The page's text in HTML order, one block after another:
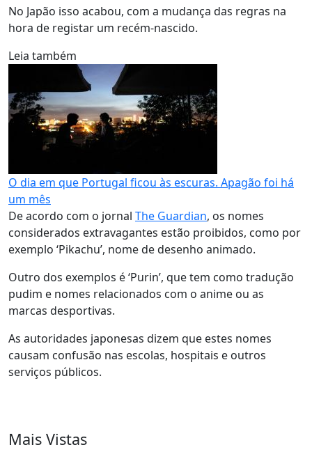
No Japão isso acabou, com a mudança das regras na
hora de registar um recém-nascido.
Leia também
O dia em que Portugal ficou às escuras. Apagão foi há
um mês
De acordo com o jornal The Guardian, os nomes
considerados extravagantes estão proibidos, como por
exemplo ‘Pikachu’, nome de desenho animado.
Outro dos exemplos é ‘Purin’, que tem como tradução
pudim e nomes relacionados com o anime ou as
marcas desportivas.
As autoridades japonesas dizem que estes nomes
causam confusão nas escolas, hospitais e outros
serviços públicos.
Mais Vistas